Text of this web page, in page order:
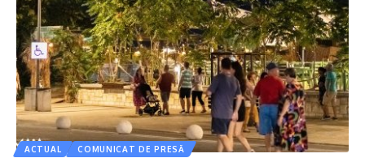
ACTUAL COMUNICAT DE PRESĂ